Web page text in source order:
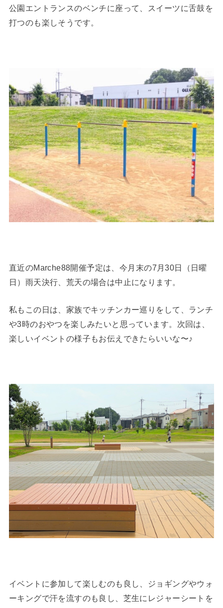
公園エントランスのベンチに座って、スイーツに舌鼓を
打つのも楽しそうです。
直近のMarche88開催予定は、今月末の7月30日（日曜
日）雨天決行、荒天の場合は中止になります。
私もこの日は、家族でキッチンカー巡りをして、ランチ
や3時のおやつを楽しみたいと思っています。次回は、
楽しいイベントの様子もお伝えできたらいいな〜♪
イベントに参加して楽しむのも良し、ジョギングやウォ
ーキングで汗を流すのも良し、芝生にレジャーシートを